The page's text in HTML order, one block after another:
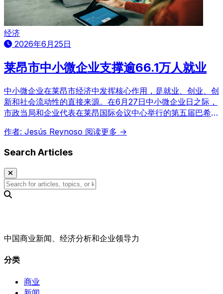
经济
2026年6月25日
莱昂市中小微企业支撑逾66.1万人就业
中小微企业在莱昂市经济中发挥核心作用，是就业、创业、创
新和社会流动性的直接来源。在6月27日中小微企业日之际，
市政当局和企业代表在莱昂国际会议中心举行的第五届巴希奥
作者: Jesús Reynoso 阅读更多 →
Search Articles
中国商业新闻、经济分析和企业领导力
分类
商业